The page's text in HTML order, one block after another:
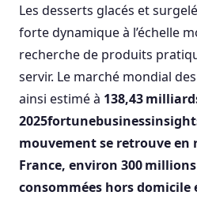
Les desserts glacés et
forte dynamique à l’échelle
recherche de produits
servir. Le marché mondial
ainsi estimé à 138,43
mouvement se retrouve en
France, environ 300
consommées hors domicile